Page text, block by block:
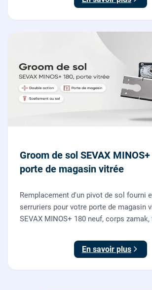
Groom de sol SEVAX
porte de magasin vitrée
Remplacement d'un pivot de sol fourni
serruriers pour votre porte de magasin
SEVAX MINOS+ 180 neuf, corps
sol, réglage et essais. 995 euros HT
En savoir plus